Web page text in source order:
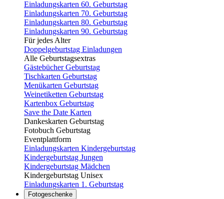
Einladungskarten 60. Geburtstag
Einladungskarten 70. Geburtstag
Einladungskarten 80. Geburtstag
Einladungskarten 90. Geburtstag
Für jedes Alter
Doppelgeburtstag Einladungen
Alle Geburtstagsextras
Gästebücher Geburtstag
Tischkarten Geburtstag
Menükarten Geburtstag
Weinetiketten Geburtstag
Kartenbox Geburtstag
Save the Date Karten
Dankeskarten Geburtstag
Fotobuch Geburtstag
Eventplattform
Einladungskarten Kindergeburtstag
Kindergeburtstag Jungen
Kindergeburtstag Mädchen
Kindergeburtstag Unisex
Einladungskarten 1. Geburtstag
Fotogeschenke